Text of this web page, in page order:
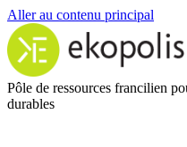
Aller au contenu principal
Pôle de ressources francilien
durables